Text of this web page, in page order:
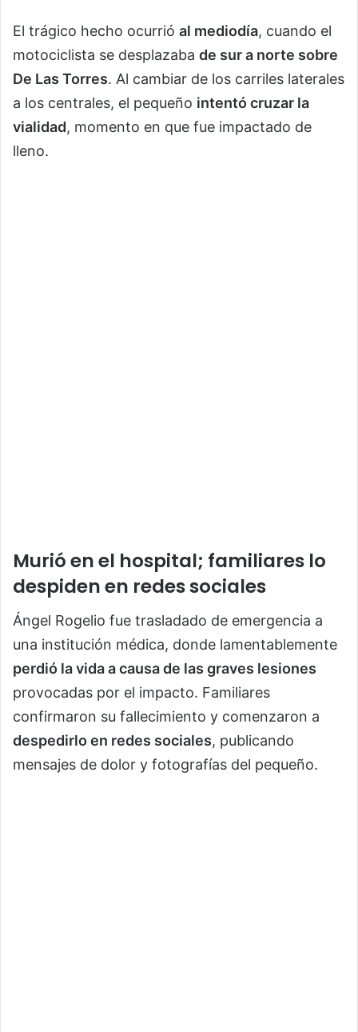
El trágico hecho ocurrió al mediodía, cuando el
motociclista se desplazaba de sur a norte sobre
De Las Torres. Al cambiar de los carriles laterales
a los centrales, el pequeño intentó cruzar la
vialidad, momento en que fue impactado de
lleno.
Murió en el hospital; familiares lo
despiden en redes sociales
Ángel Rogelio fue trasladado de emergencia a
una institución médica, donde lamentablemente
perdió la vida a causa de las graves lesiones
provocadas por el impacto. Familiares
confirmaron su fallecimiento y comenzaron a
despedirlo en redes sociales, publicando
mensajes de dolor y fotografías del pequeño.